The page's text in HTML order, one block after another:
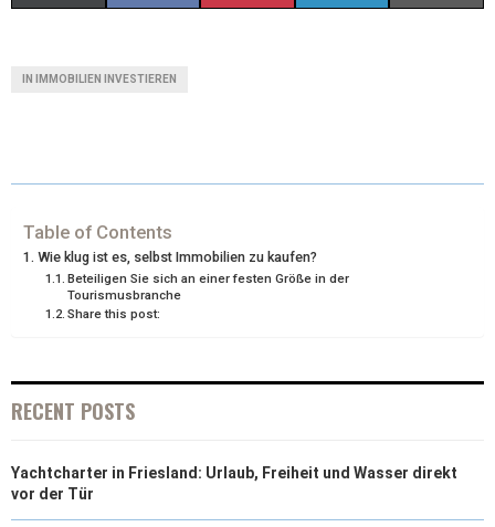
T
T
E
R
O
K
R
S
D
IN IMMOBILIEN INVESTIEREN
Table of Contents
Wie klug ist es, selbst Immobilien zu kaufen?
Beteiligen Sie sich an einer festen Größe in der
Tourismusbranche
Share this post:
RECENT POSTS
Yachtcharter in Friesland: Urlaub, Freiheit und Wasser direkt
vor der Tür